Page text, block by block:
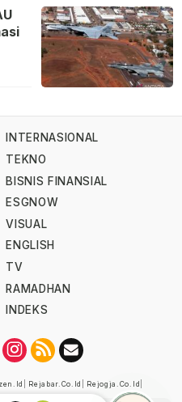
INTERNASIONAL
TEKNO
BISNIS FINANSIAL
ESGNOW
VISUAL
ENGLISH
TV
RAMADHAN
INDEKS
Rejabar.co.id Rejogja.co.id